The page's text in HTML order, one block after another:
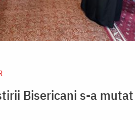
Bisericani s-a mutat